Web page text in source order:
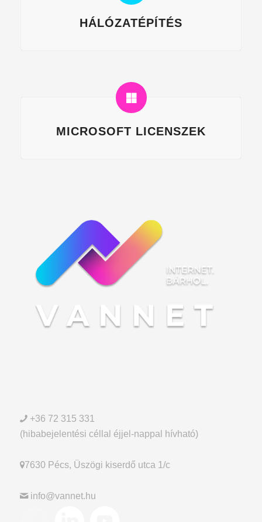
HÁLÓZATÉPÍTÉS
MICROSOFT LICENSZEK
+36 72 315 331
(hibabejelentési céllal éjjel-nappal hívható)
7630 Pécs, Üszögi kiserdő utca 1/c
info@vannet.hu